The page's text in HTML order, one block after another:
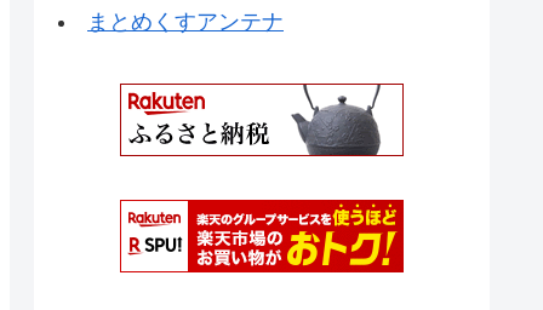
まとめくすアンテナ